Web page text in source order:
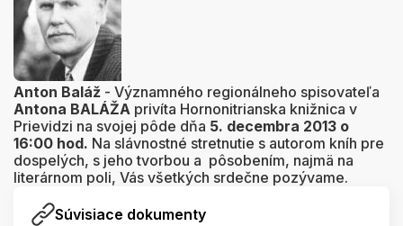
Anton Baláž - Významného regionálneho spisovateľa
Antona BALÁŽA privíta Hornonitrianska knižnica v
Prievidzi na svojej pôde dňa 5. decembra 2013 o
16:00 hod. Na slávnostné stretnutie s autorom kníh pre
dospelých, s jeho tvorbou a pôsobením, najmä na
literárnom poli, Vás všetkých srdečne pozývame.
Súvisiace dokumenty